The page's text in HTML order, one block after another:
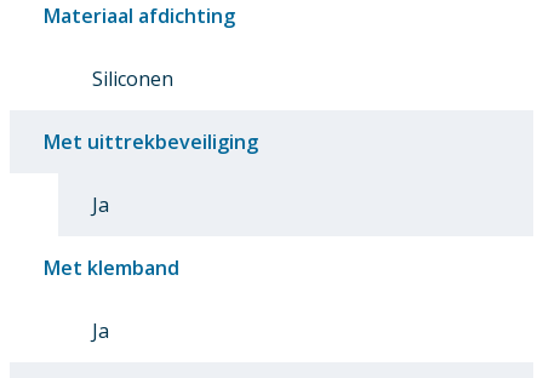
Materiaal afdichting
Siliconen
Met uittrekbeveiliging
Ja
Met klemband
Ja